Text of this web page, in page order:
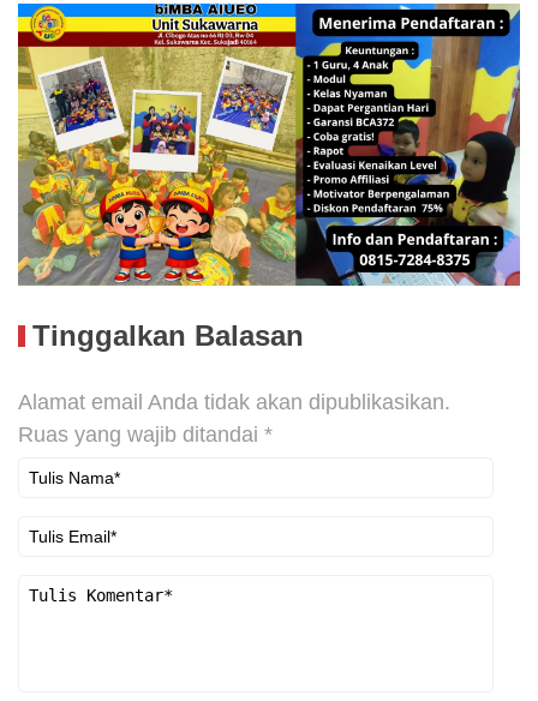
Tinggalkan Balasan
Alamat email Anda tidak akan dipublikasikan.
Ruas yang wajib ditandai *